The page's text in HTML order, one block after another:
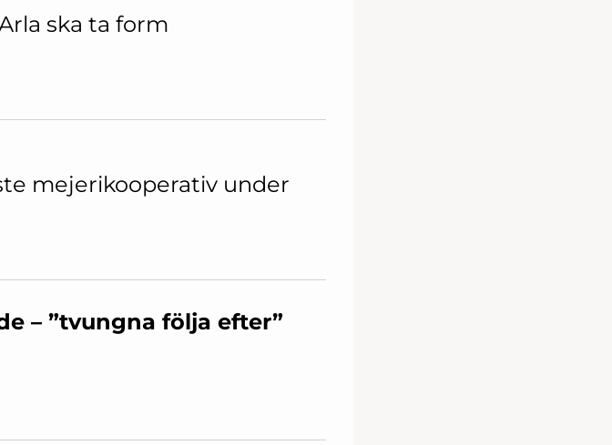
ska ta form
mejerikooperativ under
– ”tvungna följa efter”